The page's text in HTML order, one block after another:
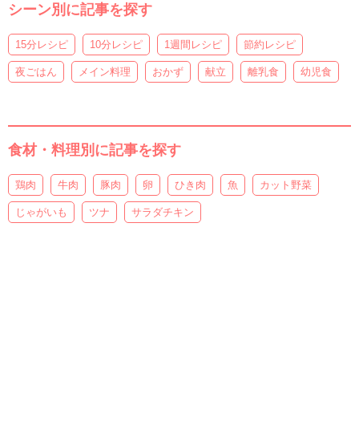
シーン別に記事を探す
15分レシピ 10分レシピ 1週間レシピ 節約レシピ
夜ごはん メイン料理 おかず 献立 離乳食 幼児食
食材・料理別に記事を探す
鶏肉 牛肉 豚肉 卵 ひき肉 魚 カット野菜
じゃがいも ツナ サラダチキン